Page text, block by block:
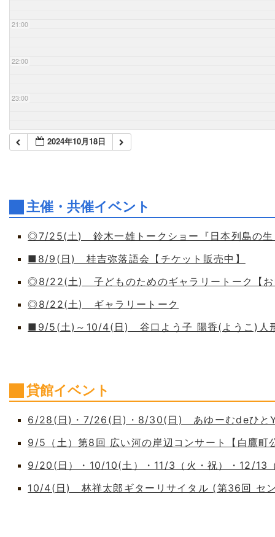
21:00
22:00
23:00
2024年10月18日
主催・共催イベント
◎7/25(土) 鈴木一雄トークショー『日本列島の生
■8/9(日) 桂吉弥落語会【チケット販売中】
◎8/22(土) 子どものためのギャラリートーク【お
◎8/22(土) ギャラリートーク
■9/5(土)～10/4(日) 谷口よう子 陽香(ようこ)人
貸館イベント
6/28(日)・7/26(日)・8/30(日) あゆーむdeひと
9/5（土）第8回 広い河の岸辺コンサート【白鷹町
9/20(日）・10/10(土）・11/3（火・祝）・12/
10/4(日) 林祥太郎ギターリサイタル (第36回 セ